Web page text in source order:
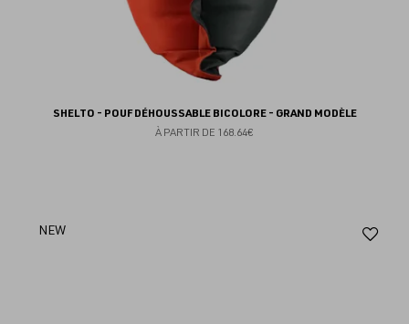
SHELTO - POUF DÉHOUSSABLE BICOLORE - GRAND MODÈLE
À PARTIR DE 168.64€
NEW